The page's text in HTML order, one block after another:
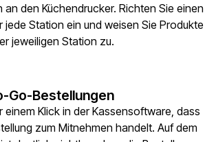
den Küchendrucker. Richten Sie einen
jede Station ein und weisen Sie Produkte
jeweiligen Station zu.
Go-Bestellungen
einem Klick in der Kassensoftware, dass
zum Mitnehmen handelt. Auf dem